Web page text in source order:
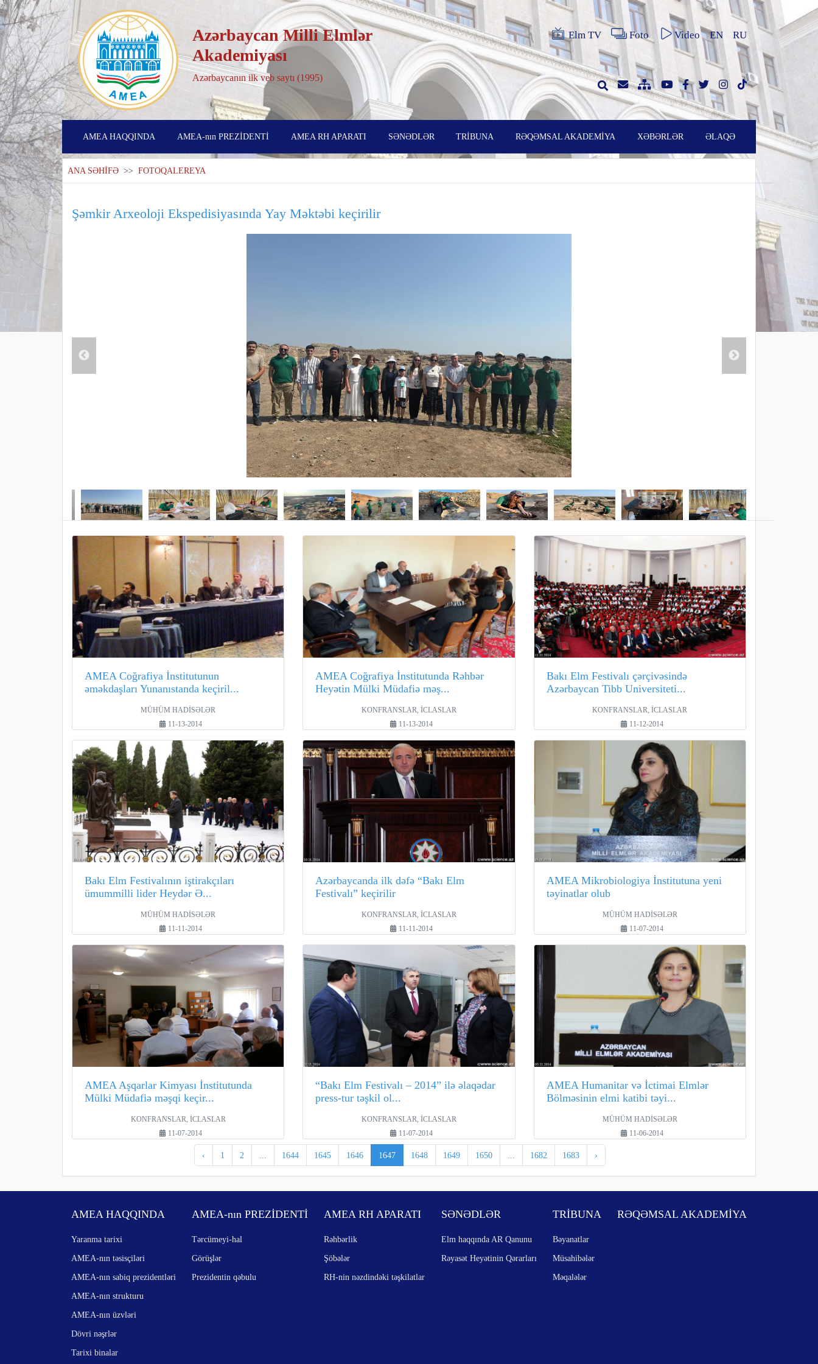
Azərbaycan Milli Elmlər
Akademiyası
Azərbaycanın ilk veb saytı (1995)
Elm TV Foto Video EN RU
AMEA HAQQINDA AMEA-nın PREZİDENTİ AMEA RH APARATI SƏNƏDLƏR TRİBUNA RƏQƏMSAL AKADEMİYA XƏBƏRLƏR ƏLAQƏ
ANA SƏHİFƏ >> FOTOQALEREYA
Şəmkir Arxeoloji Ekspedisiyasında Yay Məktəbi keçirilir
AMEA Coğrafiya İnstitutunun
əməkdaşları Yunanıstanda keçiril...
MÜHÜM HADİSƏLƏR
11-13-2014
AMEA Coğrafiya İnstitutunda Rəhbər
Heyətin Mülki Müdafiə məş...
KONFRANSLAR, İCLASLAR
11-13-2014
Bakı Elm Festivalı çərçivəsində
Azərbaycan Tibb Universiteti...
KONFRANSLAR, İCLASLAR
11-12-2014
Bakı Elm Festivalının iştirakçıları
ümummilli lider Heydər Ə...
MÜHÜM HADİSƏLƏR
11-11-2014
Azərbaycanda ilk dəfə “Bakı Elm
Festivalı” keçirilir
KONFRANSLAR, İCLASLAR
11-11-2014
AMEA Mikrobiologiya İnstitutuna yeni
təyinatlar olub
MÜHÜM HADİSƏLƏR
11-07-2014
AMEA Aşqarlar Kimyası İnstitutunda
Mülki Müdafiə məşqi keçir...
KONFRANSLAR, İCLASLAR
11-07-2014
“Bakı Elm Festivalı – 2014” ilə əlaqədar
press-tur təşkil ol...
KONFRANSLAR, İCLASLAR
11-07-2014
AMEA Humanitar və İctimai Elmlər
Bölməsinin elmi katibi təyi...
MÜHÜM HADİSƏLƏR
11-06-2014
‹ 1 2 1644 1645 1646 1647 1648 1649 1650 1682 1683 ›
AMEA HAQQINDA
Yaranma tarixi
AMEA-nın təsisçiləri
AMEA-nın sabiq prezidentləri
AMEA-nın strukturu
AMEA-nın üzvləri
Dövri nəşrlər
Tarixi binalar
AMEA-nın PREZİDENTİ
Tərcümeyi-hal
Görüşlər
Prezidentin qəbulu
AMEA RH APARATI
Rəhbərlik
Şöbələr
RH-nin nəzdindəki təşkilatlar
SƏNƏDLƏR
Elm haqqında AR Qanunu
Rəyasət Heyətinin Qərarları
TRİBUNA
Bəyanatlar
Müsahibələr
Məqalələr
RƏQƏMSAL AKADEMİYA